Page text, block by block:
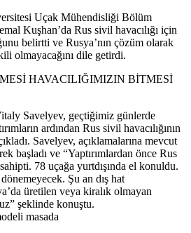
Uçak Mühendisliği Bölüm
Kuşhan’da Rus sivil havacılığı için
belirtti ve Rusya’nın çözüm olarak
olmayacağını dile getirdi.
HAVACILIĞIMIZIN BİTMESİ
Savelyev, geçtiğimiz günlerde
ardından Rus sivil havacılığının
Savelyev, açıklamalarına mevcut
başladı ve “Yaptırımlardan önce Rus
78 uçağa yurtdışında el konuldu.
Şu an dış hat
üretilen veya kiralık olmayan
şeklinde konuştu.
masada